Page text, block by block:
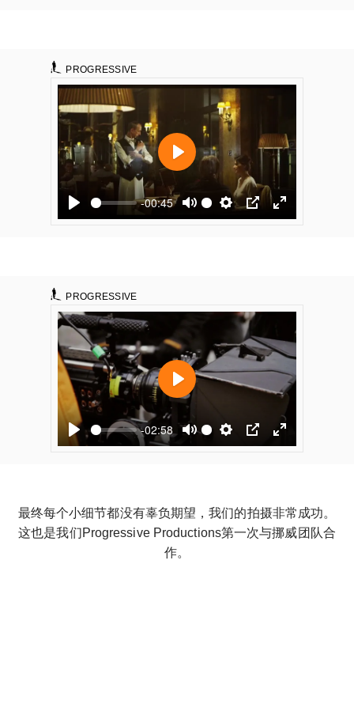
PROGRESSIVE
PROGRESSIVE
最终每个小细节都没有辜负期望，我们的拍摄非常成功。
这也是我们Progressive Productions第一次与挪威团队合
作。